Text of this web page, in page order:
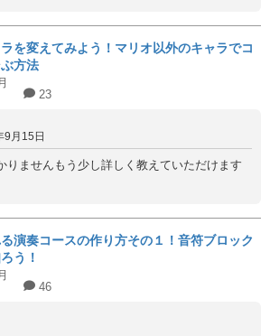
を変えてみよう！マリオ以外のキャラでコ
方法
23
9月15日
りませんもう少し詳しく教えていただけます
演奏コースの作り方その１！音符ブロック
う！
46